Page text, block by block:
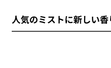
人気のミストに新しい